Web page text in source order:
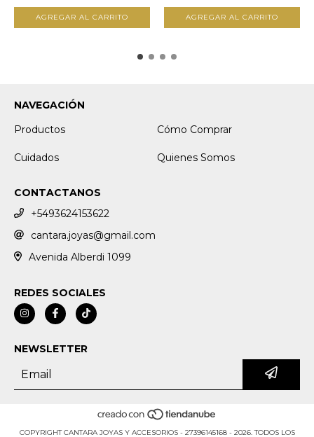
AGREGAR AL CARRITO AGREGAR AL CARRITO
NAVEGACIÓN
Productos
Cómo Comprar
Cuidados Quienes Somos
CONTACTANOS
+5493624153622
cantara.joyas@gmail.com
Avenida Alberdi 1099
REDES SOCIALES
NEWSLETTER
COPYRIGHT CANTARA JOYAS Y ACCESORIOS - 27396145168 - 2026. TODOS LOS